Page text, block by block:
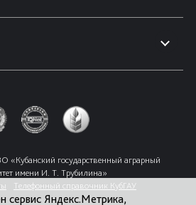
государственный аграрный
имени И. Т. Трубилина»
Телефонный справочник КубГАУ
сервис Яндекс.Метрика,